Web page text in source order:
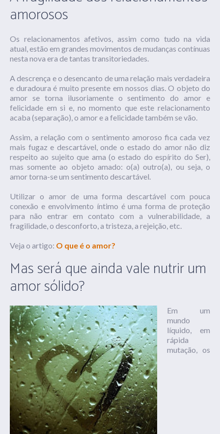
amorosos
Os relacionamentos afetivos, assim como tudo na vida
atual, estão em grandes movimentos de mudanças contínuas
nesta nova era de tantas transitoriedades.
A descrença e o desencanto de uma relação mais verdadeira
e duradoura é muito presente em nossos dias. O objeto do
amor se torna ilusoriamente o sentimento do amor e
felicidade em si e, no momento que este relacionamento
acaba (separação), o amor e a felicidade também se vão.
Assim, a relação com o sentimento amoroso fica cada vez
mais fugaz e descartável, onde o estado do amor não diz
respeito ao sujeito que ama (o estado do espírito do Ser),
mas somente ao objeto amado: o(a) outro(a), ou seja, o
amor torna-se um sentimento descartável.
Utilizar o amor de uma forma descartável com pouca
conexão e envolvimento íntimo é uma forma de proteção
para não entrar em contato com a vulnerabilidade, a
fragilidade, o desconforto, a tristeza, a rejeição, etc.
Veja o artigo: O que é o amor?
Mas será que ainda vale nutrir um
amor sólido?
Em um
mundo
líquido, em
rápida
mutação, os